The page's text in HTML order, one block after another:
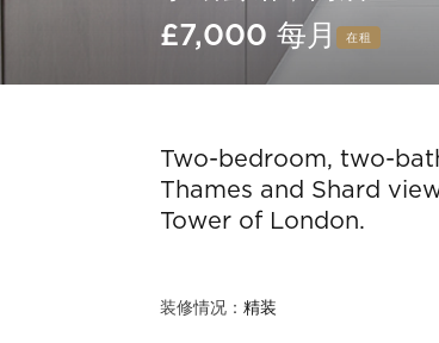
£7,000 每月
在租
Two-bedroom, two-
Thames and Shard
Tower of London.
装修情况：精装